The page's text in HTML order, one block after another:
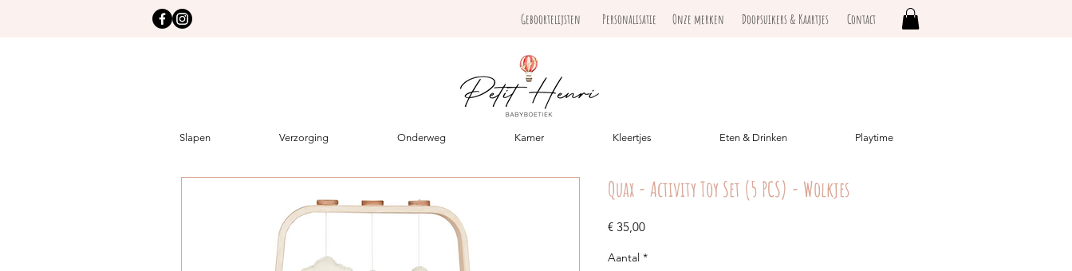
Geboortelijsten Doopsuikers & Kaartjes Contact
Onze merken
Personalisatie
Slapen Verzorging Onderweg Kamer Kleertjes Eten & Drinken Playtime
Quax - Activity Toy Set (5 PCS) - Wolkjes
€ 35,00Prijs
Aantal *